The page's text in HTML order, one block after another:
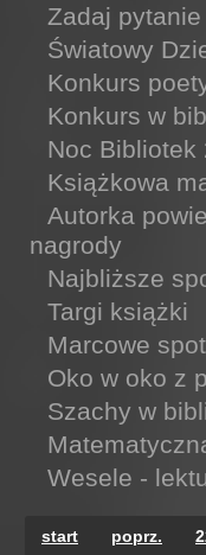
Zadaj
Światowy
Konkurs
Konkurs w
Noc Bibliotek
Książkowa
Autorka
nagrody
Najbliższe
Targi książki
Marcowe
Oko w oko z
Szachy w
Wesele -
start poprz.